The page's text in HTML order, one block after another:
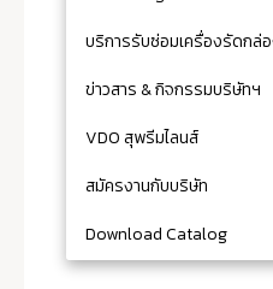
บริการรับซ่อมเครื่องรัดกล่
ข่าวสาร & กิจกรรมบริษัทฯ
VDO สุพรีมไลนส์
สมัครงานกับบริษัท
Download Catalog